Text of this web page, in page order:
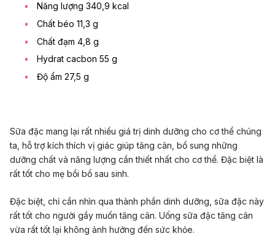
Năng lượng 340,9 kcal
Chất béo 11,3 g
Chất đạm 4,8 g
Hydrat cacbon 55 g
Độ ẩm 27,5 g
Sữa đặc mang lại rất nhiều giá trị dinh dưỡng cho cơ thể chúng
ta, hỗ trợ kích thích vị giác giúp tăng cân, bổ sung những
dưỡng chất và năng lượng cần thiết nhất cho cơ thể. Đặc biệt là
rất tốt cho mẹ bồi bổ sau sinh.
Đặc biệt, chỉ cần nhìn qua thành phần dinh dưỡng, sữa đặc này
rất tốt cho người gầy muốn tăng cân. Uống sữa đặc tăng cân
vừa rất tốt lại không ảnh hưởng đến sức khỏe.